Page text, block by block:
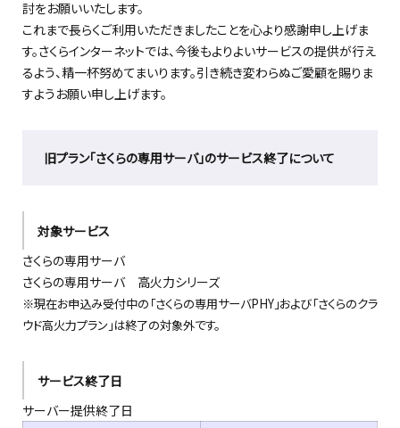
討をお願いいたします。
これまで長らくご利用いただきましたことを心より感謝申し上げま
す。さくらインターネットでは、今後もよりよいサービスの提供が行え
るよう、精一杯努めてまいります。引き続き変わらぬご愛顧を賜りま
すようお願い申し上げます。
旧プラン「さくらの専用サーバ」のサービス終了について
対象サービス
さくらの専用サーバ
さくらの専用サーバ 高火力シリーズ
※現在お申込み受付中の「さくらの専用サーバPHY」および「さくらのクラ
ウド高火力プラン」は終了の対象外です。
サービス終了日
サーバー提供終了日